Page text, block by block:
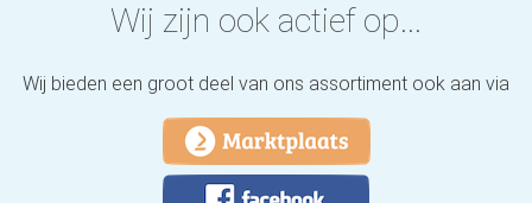
Wij zijn ook actief op...
Wij bieden een groot deel van ons assortiment ook aan via